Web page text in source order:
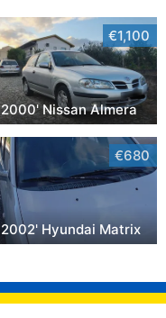
€1,100
2000' Nissan Almera
€680
2002' Hyundai Matrix